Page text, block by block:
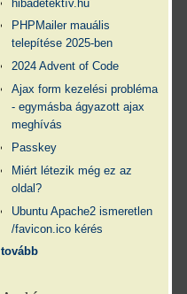
hibadetektív.hu
PHPMailer mauális
telepítése 2025-ben
2024 Advent of Code
Ajax form kezelési probléma
- egymásba ágyazott ajax
meghívás
Passkey
Miért létezik még ez az
oldal?
Ubuntu Apache2 ismeretlen
/favicon.ico kérés
tovább